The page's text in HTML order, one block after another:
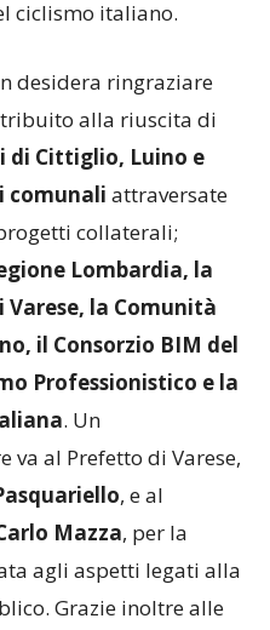
Alfredo Binda tra
desidera ringraziare
alla riuscita di
di Cittiglio, Luino e
comunaliattraversate
collaterali;
Lombardia, la
Varese, la Comunità
il Consorzio BIM del
Professionistico e la
. Un
al Prefetto di Varese,
, e al
Mazza, per la
agli aspetti legati alla